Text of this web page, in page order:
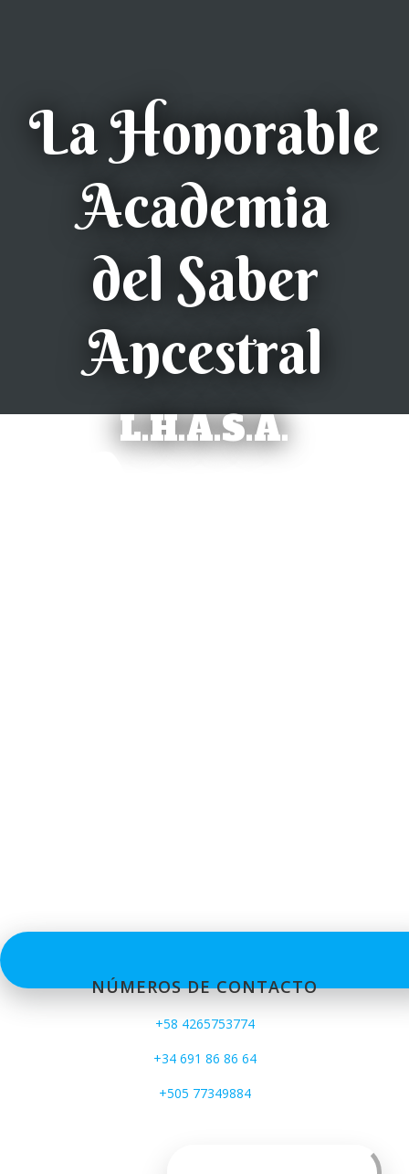
La Honorable
Academia
del Saber
Ancestral
L.H.A.S.A.
NÚMEROS DE CONTACTO
+58 4265753774
+34 691 86 86 64
+505 77349884